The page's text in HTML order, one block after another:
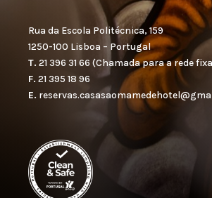
Rua da Escola Politécnica, 159
1250-100 Lisboa – Portugal
T. 21 396 31 66 (Chamada para a rede
F. 21 395 18 96
E.